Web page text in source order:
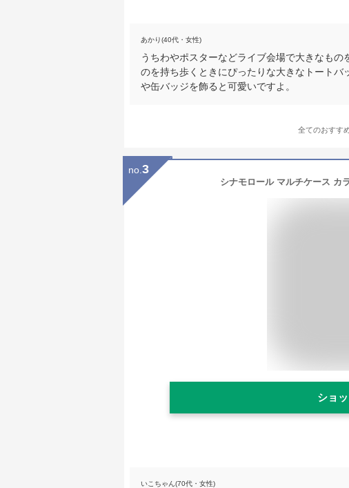
あかり(40代・女性)
うちわやポスターなどライブ会場で大きなも
のを持ち歩くときにぴったりな大きなトート
や缶バッジを飾ると可愛いですよ。
全てのおすす
no. 3
シナモロール マルチケース カ
ショ
いこちゃん(70代・女性)